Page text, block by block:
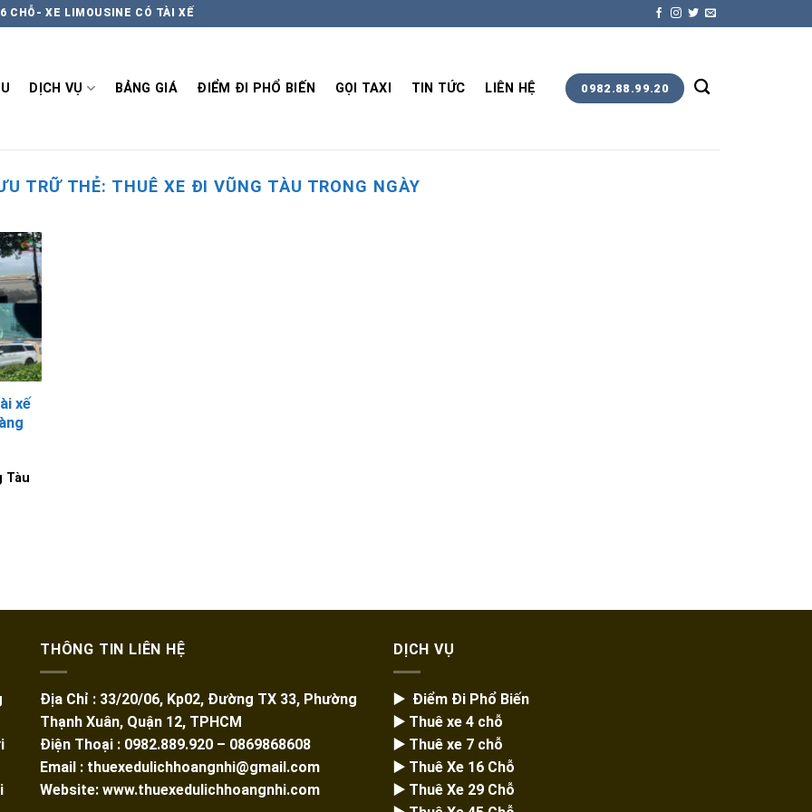
CHỖ- XE LIMOUSINE CÓ TÀI XẾ
DỊCH VỤ BẢNG GIÁ ĐIỂM ĐI PHỔ BIẾN GỌI TAXI TIN TỨC LIÊN HỆ 0982.88.99.20
TRỮ THẺ: THUÊ XE ĐI VŨNG TÀU TRONG NGÀY
xế
Tàu
THÔNG TIN LIÊN HỆ
Địa Chỉ : 33/20/06, Kp02, Đường TX 33, Phường
Thạnh Xuân, Quận 12, TPHCM
Điện Thoại : 0982.889.920 – 0869868608
Email : thuexedulichhoangnhi@gmail.com
Website: www.thuexedulichhoangnhi.com
DỊCH VỤ
▶️ Điểm Đi Phổ Biến
▶️ Thuê xe 4 chỗ
▶️ Thuê xe 7 chỗ
▶️ Thuê Xe 16 Chỗ
▶️ Thuê Xe 29 Chỗ